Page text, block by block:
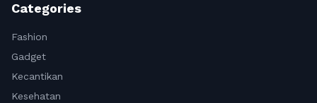
Categories
Fashion
Gadget
Kecantikan
Kesehatan